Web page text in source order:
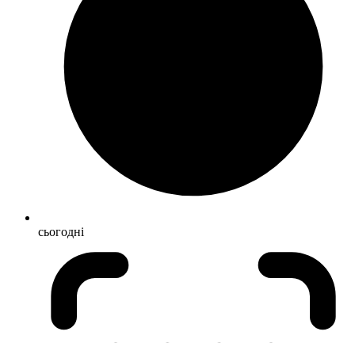
сьогодні